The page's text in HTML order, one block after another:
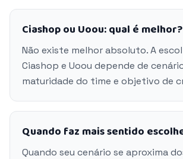
Ciashop ou Uoou: qual é melhor?
Não existe melhor absoluto. A
Ciashop e Uoou depende de
maturidade do time e objetivo de
Quando faz mais sentido
Quando seu cenário se aproxima